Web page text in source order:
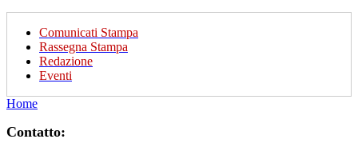
Comunicati Stampa
Rassegna Stampa
Redazione
Eventi
Home
Contatto: